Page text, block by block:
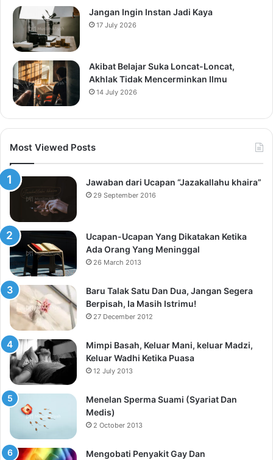
Jangan Ingin Instan Jadi Kaya
17 July 2026
Akibat Belajar Suka Loncat-Loncat,
Akhlak Tidak Mencerminkan Ilmu
14 July 2026
Most Viewed Posts
Jawaban dari Ucapan “Jazakallahu khaira”
29 September 2016
Ucapan-Ucapan Yang Dikatakan Ketika
Ada Orang Yang Meninggal
26 March 2013
Baru Talak Satu Dan Dua, Jangan Segera
Berpisah, Ia Masih Istrimu!
27 December 2012
Mimpi Basah, Keluar Mani, keluar Madzi,
Keluar Wadhi Ketika Puasa
12 July 2013
Menelan Sperma Suami (Syariat Dan
Medis)
2 October 2013
Mengobati Penyakit Gay Dan